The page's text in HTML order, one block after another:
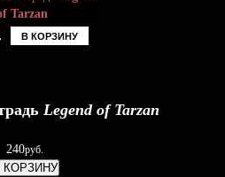
Tarzan
В КОРЗИНУ
Legend of Tarzan
240руб.
КОРЗИНУ